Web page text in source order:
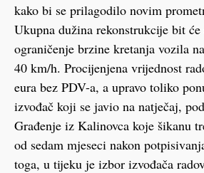
kako bi se prilagodilo novim
Ukupna dužina rekonstrukcije bit
ograničenje brzine kretanja vozila
40 km/h. Procijenjena vrijednost
eura bez PDV-a, a upravo toliko
izvođač koji se javio na natječaj,
Građenje iz Kalinovca koje šikanu
od sedam mjeseci nakon
toga, u tijeku je izbor izvođača